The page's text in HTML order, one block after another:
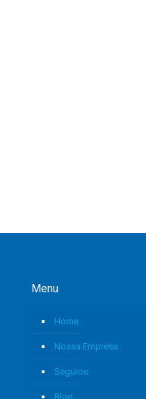
Menu
Home
Nossa Empresa
Seguros
Blog